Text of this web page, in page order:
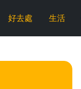
好去處 生活